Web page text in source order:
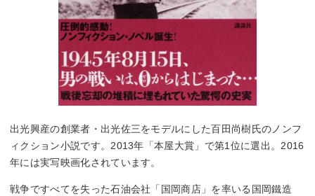
出光興産の創業者・出光佐三をモデルにした百田尚樹氏のノンフ
ィクション小説です。2013年「本屋大賞」で第1位に選出。2016
年には実写映画化されています。
戦争ですべてを失った石油会社「国岡商店」を率いる国岡鐵造